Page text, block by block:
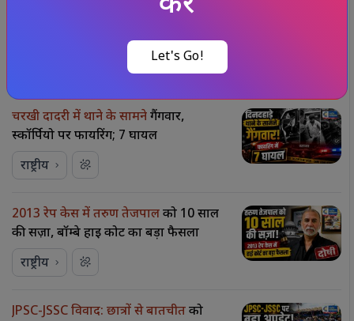
संबंधित समाचार
चरखी दादरी में थाने के सामनेगैंगवार,
स्कॉर्पियो पर फायरिंग; 7 घायल
राष्ट्रीय
2013 रेप केस में तरुण तेजपालको 10 साल
की सज़ा, बॉम्बे हाई कोर्ट का बड़ा फैसला
राष्ट्रीय
JPSC-JSSC विवाद: छात्रों से बातचीतको